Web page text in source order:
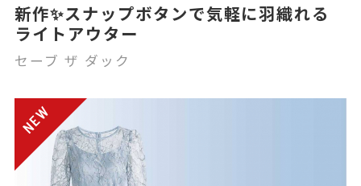
新作✨スナップボタンで気軽に羽織れる
ライトアウター
セーブ ザ ダック